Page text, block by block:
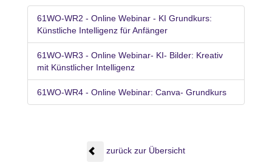
61WO-WR2 - Online Webinar - KI Grundkurs:
Künstliche Intelligenz für Anfänger
61WO-WR3 - Online Webinar- KI- Bilder: Kreativ
mit Künstlicher Intelligenz
61WO-WR4 - Online Webinar: Canva- Grundkurs
zurück zur Übersicht